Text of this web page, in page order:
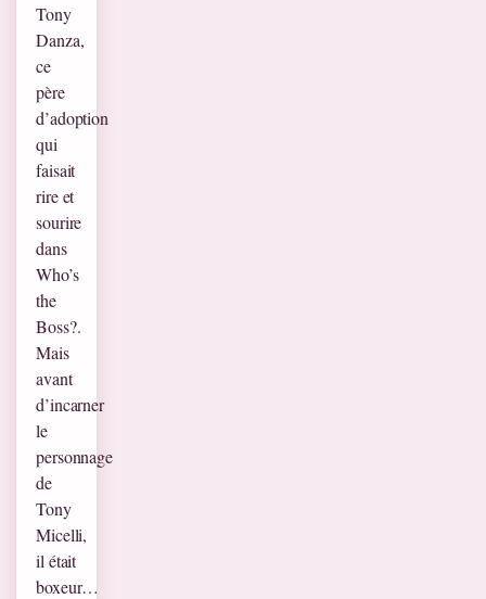
Tony
Danza,
ce
père
d’adoption
qui
faisait
rire et
sourire
dans
Who’s
the
Boss?.
Mais
avant
d’incarner
le
personnage
de
Tony
Micelli,
il était
boxeur…